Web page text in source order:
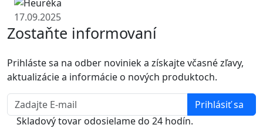
17.09.2025
Zostaňte informovaní
Prihláste sa na odber noviniek a získajte včasné zľavy,
aktualizácie a informácie o nových produktoch.
Prihlásiť sa
Skladový tovar odosielame do 24 hodín.